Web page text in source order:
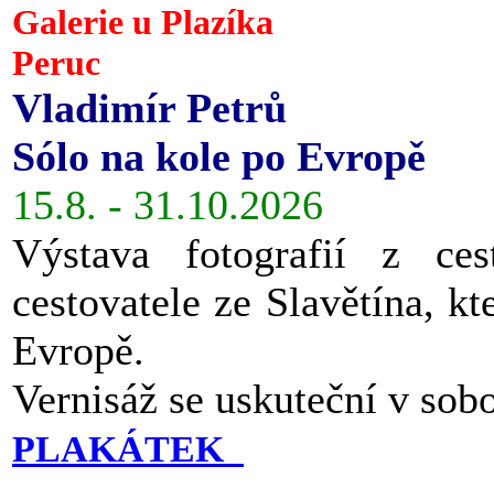
Galerie u Plazíka
Peruc
Vladimír Petrů
Sólo na kole po Evropě
15.8. - 31.10.2026
Výstava fotografií z
cestovatele ze Slavětína,
Evropě.
Vernisáž se uskuteční v
PLAKÁTEK